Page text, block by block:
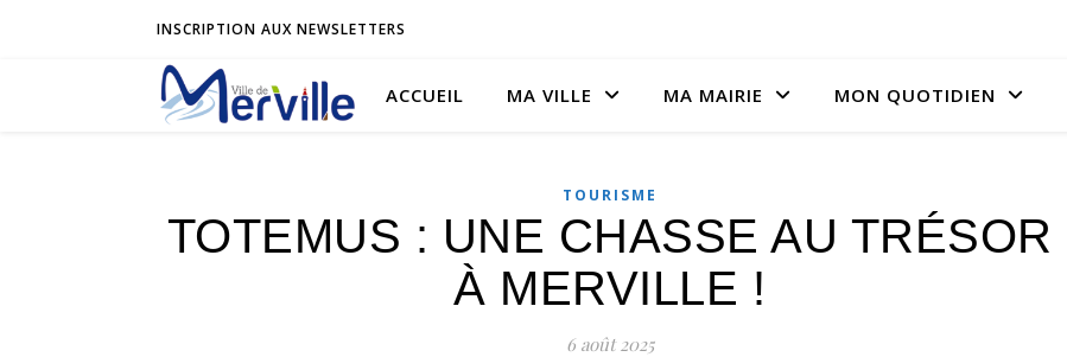
INSCRIPTION AUX NEWSLETTERS
ACCUEIL MA VILLE MA MAIRIE MON QUOTIDIEN
TOURISME
TOTEMUS : UNE CHASSE AU TRÉSOR
À MERVILLE !
6 août 2025